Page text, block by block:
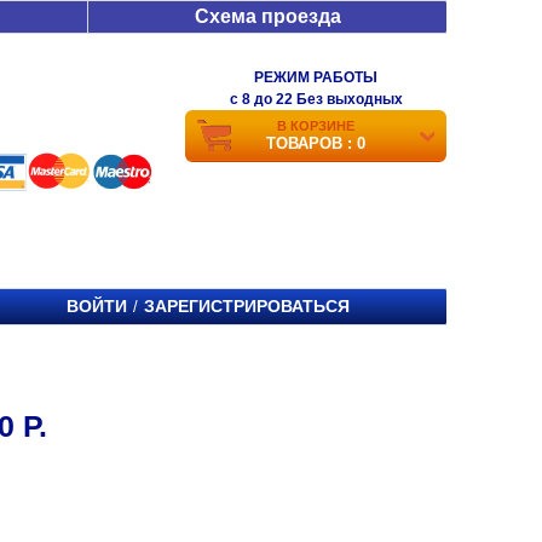
Схема проезда
РЕЖИМ РАБОТЫ
c 8 до 22 Без выходных
В КОРЗИНЕ
ТОВАРОВ : 0
ВОЙТИ / ЗАРЕГИСТРИРОВАТЬСЯ
Р.